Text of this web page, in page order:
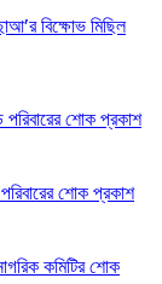
বিক্ষোভ মিছিল
পরিবারের শোক প্রকাশ
শোক প্রকাশ
কমিটির শোক